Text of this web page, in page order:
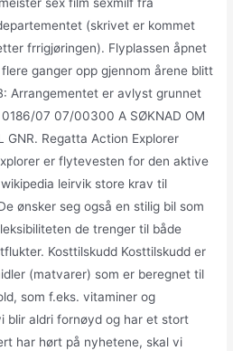
sex film sexmilf fra
(skrivet er kommet
frrigjøringen). Flyplassen åpnet
ganger opp gjennom årene blitt
Arrangementet er avlyst grunnet
07 07/00300 A SØKNAD OM
GNR. Regatta Action Explorer
er flytevesten for den aktive
leirvik store krav til
ønsker seg også en stilig bil som
de trenger til både
Kosttilskudd Kosttilskudd er
(matvarer) som er beregnet til
som f.eks. vitaminer og
blir aldri fornøyd og har et stort
har hørt på nyhetene, skal vi